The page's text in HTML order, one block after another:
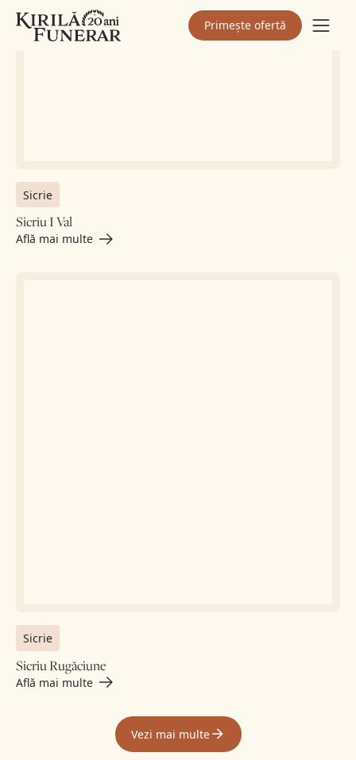
Primește ofertă
Sicrie
Sicriu I Val
Află mai multe
Sicrie
Sicriu Rugăciune
Află mai multe
Vezi mai multe